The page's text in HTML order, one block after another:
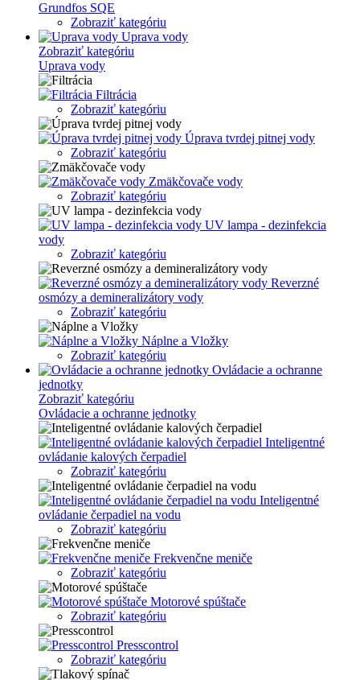
Grundfos SQE
Zobraziť kategóriu
Uprava vody
Zobraziť kategóriu
Uprava vody
Filtrácia
Zobraziť kategóriu
Úprava tvrdej pitnej vody
Zobraziť kategóriu
Zmäkčovače vody
Zobraziť kategóriu
UV lampa - dezinfekcia
vody
Zobraziť kategóriu
Reverzné
osmózy a demineralizátory vody
Zobraziť kategóriu
Náplne a Vložky
Zobraziť kategóriu
Ovládacie a ochranne
jednotky
Zobraziť kategóriu
Ovládacie a ochranne jednotky
Inteligentné
ovládanie kalových čerpadiel
Zobraziť kategóriu
Inteligentné
ovládanie čerpadiel na vodu
Zobraziť kategóriu
Frekvenčne meniče
Zobraziť kategóriu
Motorové spúštače
Zobraziť kategóriu
Presscontrol
Zobraziť kategóriu